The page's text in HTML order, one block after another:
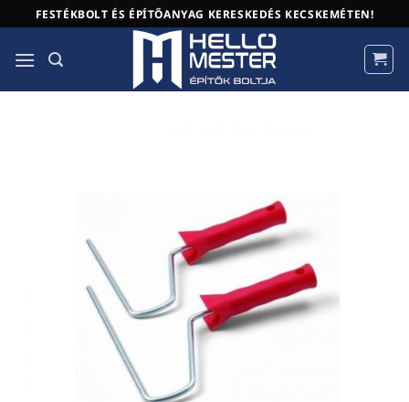
to
content
FESTÉKBOLT ÉS ÉPÍTŐANYAG KERESKEDÉS KECSKEMÉTEN!